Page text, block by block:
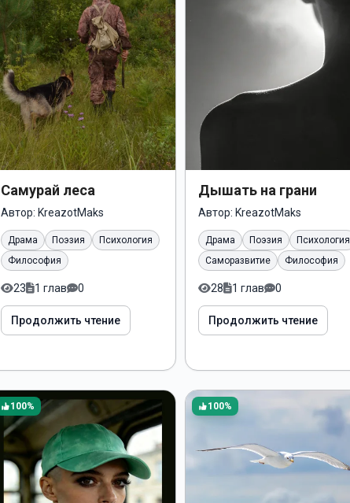
Самурай леса
Автор: KreazotMaks
Драма Поэзия
Психология
Философия
23 1 глав 0
Продолжить чтение
Дышать на грани
Автор: KreazotMaks
Драма Поэзия
Психология
Саморазвитие
Философия
28 1 глав 0
Продолжить чтение
100% 100%